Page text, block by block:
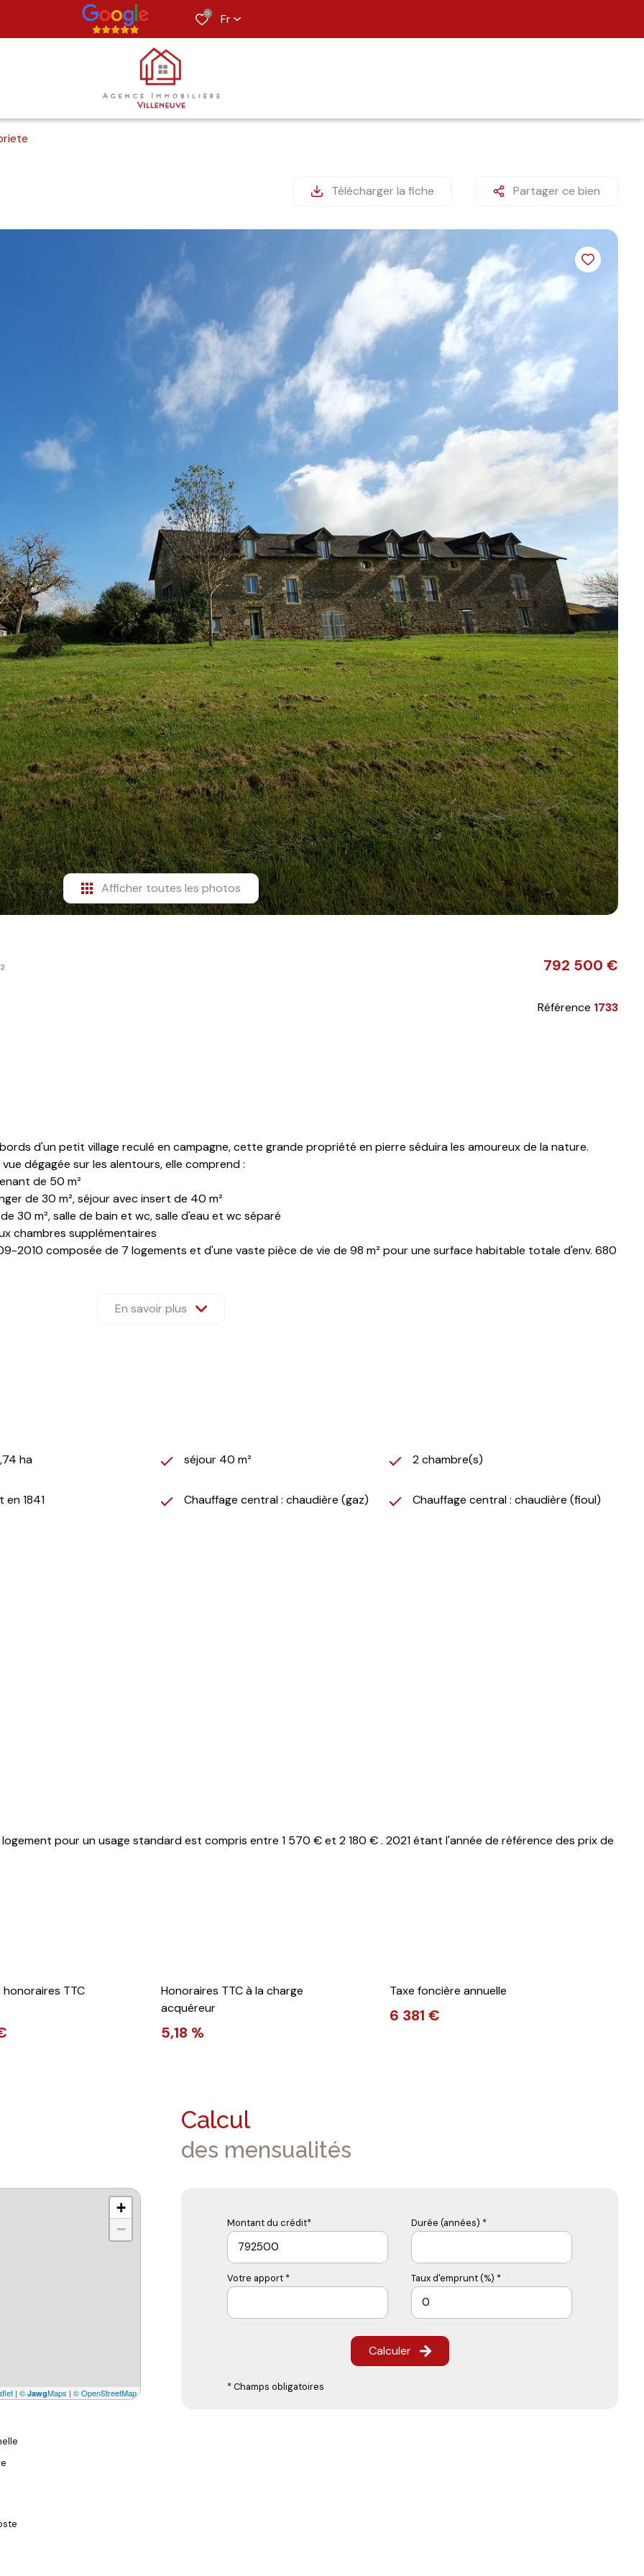
0 Fr
Télécharger la fiche Partager ce bien
Afficher toutes les photos
792 500 €
Référence 1733
d'un petit village reculé en campagne, cette grande propriété en pierre séduira les amoureux de la nature.
dégagée sur les alentours, elle comprend :
de 50 m²
de 30 m², séjour avec insert de 40 m²
30 m², salle de bain et wc, salle d'eau et wc séparé
chambres supplémentaires
2010 composée de 7 logements et d'une vaste pièce de vie de 98 m² pour une surface habitable totale d'env. 680
sur le pignon du bâti (côté maison), deux T5 (4 chambres) et quatre T4 (3 chambres)
d'eau, d'électricité, de chauffage et d'eau chaude, et dispose d'une cave.
En savoir plus
ha séjour 40 m² 2 chambre(s)
1841 Chauffage central : chaudière (gaz) Chauffage central : chaudière (fioul)
pour un usage standard est compris entre 1 570 € et 2 180 € . 2021 étant l'année de référence des prix de
TTC
Honoraires TTC à la charge
acquéreur
5,18 %
Taxe foncière annuelle
6 381 €
+
−
| © JawgMaps | © OpenStreetMap
Calcul
des mensualités
Montant du crédit* Durée (années) *
Votre apport * Taux d'emprunt (%) *
Calculer
* Champs obligatoires